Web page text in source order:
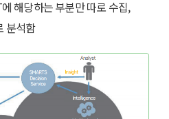
해당하는 부분만 따로 수집,
분석함